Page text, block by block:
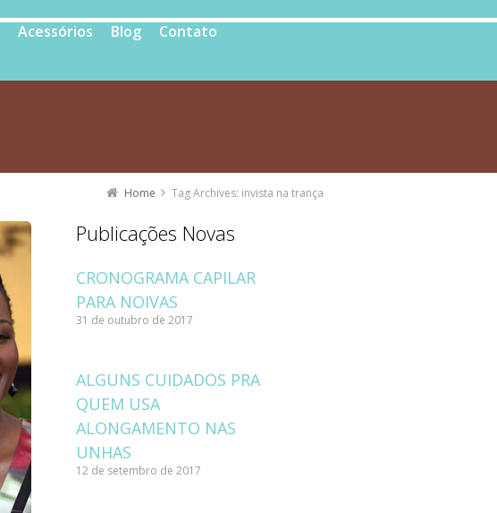
Acessórios Blog Contato
Home Tag Archives: invista na trança
Publicações Novas
CRONOGRAMA CAPILAR
PARA NOIVAS
31 de outubro de 2017
ALGUNS CUIDADOS PRA
QUEM USA
ALONGAMENTO NAS
UNHAS
12 de setembro de 2017